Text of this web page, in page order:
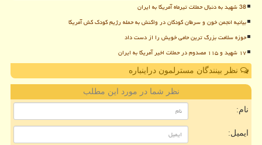
38 شهید به دنبال حملات تیرماه آمریکا به ایران
بیانیه انجمن خون و سرطان کودکان در واکنش به حمله رژیم کودک کش آمریکا
حوزه سلامت بزرگ ترین حامی خویش را از دست داد
۱۷ شهید و ۱۱۵ مصدوم در حملات اخیر آمریکا به ایران
نظر بینندگان مسترلمون دراینباره
نظر شما در مورد این مطلب
نام:
ایمیل: